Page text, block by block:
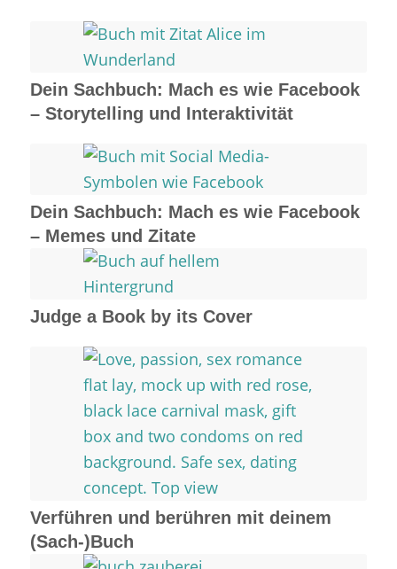
Dein Sachbuch: Mach es wie Facebook
– Storytelling und Interaktivität
Dein Sachbuch: Mach es wie Facebook
– Memes und Zitate
Judge a Book by its Cover
Verführen und berühren mit deinem
(Sach-)Buch